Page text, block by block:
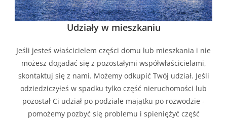
Udziały w mieszkaniu
Jeśli jesteś właścicielem części domu lub mieszkania i nie
możesz dogadać się z pozostałymi współwłaścicielami,
skontaktuj się z nami. Możemy odkupić Twój udział. Jeśli
odziedziczyłeś w spadku tylko część nieruchomości lub
pozostał Ci udział po podziale majątku po rozwodzie -
pomożemy pozbyć się problemu i spieniężyć część